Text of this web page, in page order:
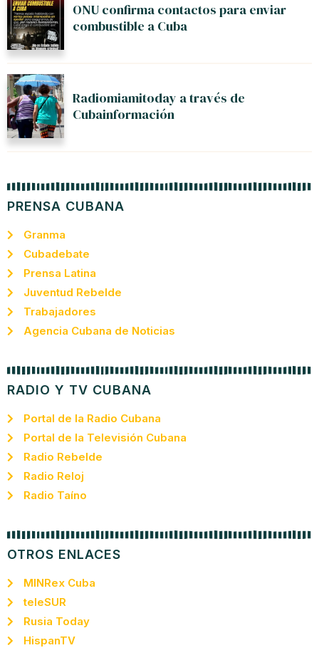
ONU confirma contactos para enviar
combustible a Cuba
Radiomiamitoday a través de
Cubainformación
PRENSA CUBANA
Granma
Cubadebate
Prensa Latina
Juventud Rebelde
Trabajadores
Agencia Cubana de Noticias
RADIO Y TV CUBANA
Portal de la Radio Cubana
Portal de la Televisión Cubana
Radio Rebelde
Radio Reloj
Radio Taíno
OTROS ENLACES
MINRex Cuba
teleSUR
Rusia Today
HispanTV